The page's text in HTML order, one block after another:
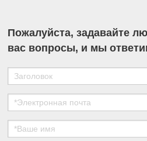
Пожалуйста, задавайте
вас вопросы, и мы